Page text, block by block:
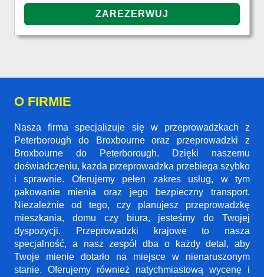
O FIRMIE
Nasza firma specjalizuje się w przeprowadzkach z
Peterborough do Broxbourne oraz przeprowadzki z
Broxbourne do Peterborough. Dzięki naszemu
doświadczeniu, każda przeprowadzka przebiega szybko
i sprawnie. Oferujemy pełen zakres usług, w tym
pakowanie mienia oraz jego bezpieczny transport.
Niezależnie od tego, czy planujesz przeprowadzkę
mieszkania, domu czy biura, jesteśmy do Twojej
dyspozycji. Przeprowadzki krajowe to nasza
specjalność, a nasz zespół dba o każdy detal, aby
Twoje mienie dotarło na miejsce w nienaruszonym
stanie. Oferujemy również natychmiastową wycenę i